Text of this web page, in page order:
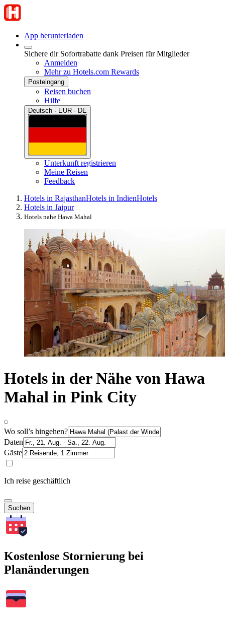
App herunterladen
Sichere dir Sofortrabatte dank Preisen für Mitglieder
Anmelden
Mehr zu Hotels.com Rewards
Posteingang
Reisen buchen
Hilfe
Deutsch · EUR · DE
Unterkunft registrieren
Meine Reisen
Feedback
Hotels in RajasthanHotels in IndienHotels
Hotels in Jaipur
Hotels nahe Hawa Mahal
Hotels in der Nähe von Hawa
Mahal in Pink City
Wo soll’s hingehen?
Daten
Gäste
Ich reise geschäftlich
Suchen
Kostenlose Stornierung bei
Planänderungen